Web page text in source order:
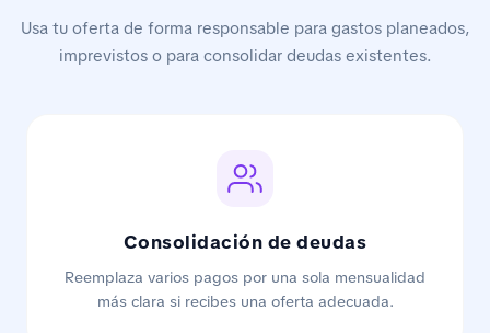
Usa tu oferta de forma responsable para gastos planeados,
imprevistos o para consolidar deudas existentes.
Consolidación de deudas
Reemplaza varios pagos por una sola mensualidad
más clara si recibes una oferta adecuada.